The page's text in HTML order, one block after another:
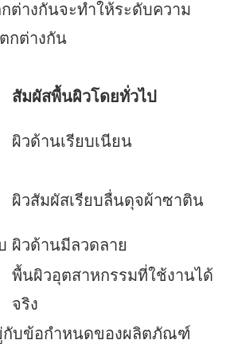
ต่างกันจะทำให้ระดับความ
กต่างกัน
สัมผัสพื้นผิวโดยทั่วไป
ผิวด้านเรียบเนียน
ผิวสัมผัสเรียบลื่นดุจผ้าซาติน
ผิวด้านมีลวดลาย
พื้นผิวอุตสาหกรรมที่ใช้งานได้
จริง
กับข้อกำหนดของผลิตภัณฑ์